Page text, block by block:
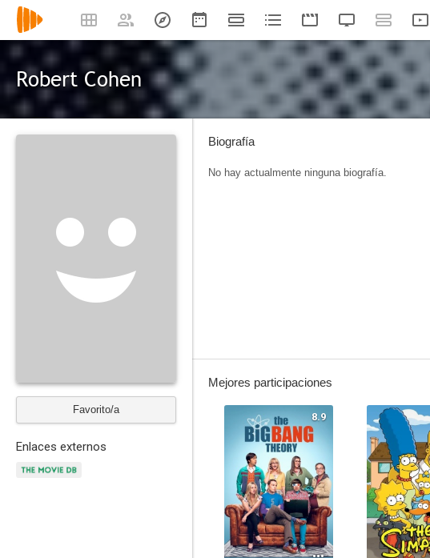
Robert Cohen
Favorito/a
Enlaces externos
Biografía
No hay actualmente ninguna biografía.
Mejores participaciones
8.9